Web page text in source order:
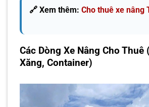
🔗 Xem thêm: Cho thuê xe nâng
Các Dòng Xe Nâng Cho Thuê
Xăng, Container)